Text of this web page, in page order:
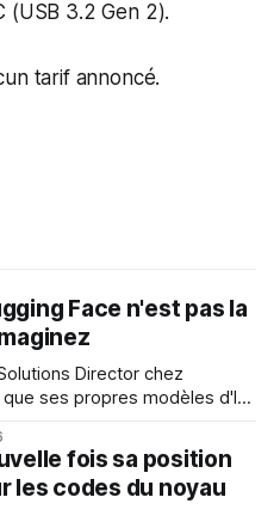
(USB 3.2 Gen 2).
tarif annoncé.
Face n'est pas la
Director chez
isolé (sandbox)
non autorisée sur Hugging
fois sa position
les codes du noyau